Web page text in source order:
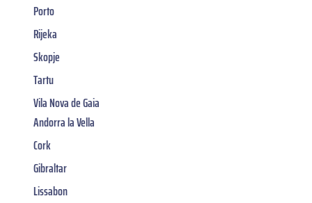
Porto
Rijeka
Skopje
Tartu
Vila Nova de Gaia
Andorra la Vella
Cork
Gibraltar
Lissabon